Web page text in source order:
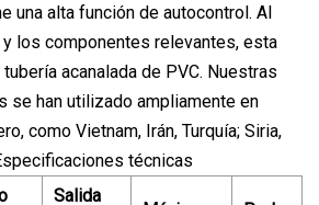
una alta función de autocontrol. Al
los componentes relevantes, esta
acanalada de PVC. Nuestras
se han utilizado ampliamente en
como Vietnam, Irán, Turquía; Siria,
técnicas
Salida